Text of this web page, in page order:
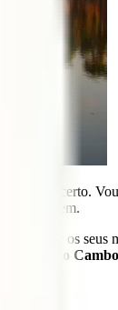
ao sítio certo.
corra bem.
para ver os
pelo